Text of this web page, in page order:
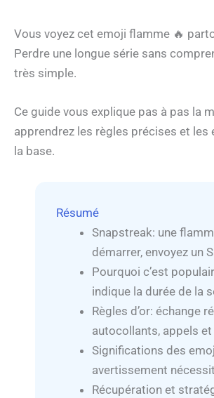
Vous voyez cet emoji flamme 🔥
Perdre une longue série sans
très simple.
Ce guide vous explique pas à pas la
apprendrez les règles précises et
la base.
Résumé
Snapstreak: une
démarrer, envoyez un
Pourquoi c’est
indique la durée de la
Règles d’or: échange
autocollants, appels
Significations des
avertissement
Récupération et